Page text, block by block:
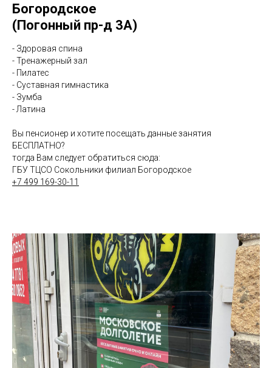
Богородское
(Погонный пр-д 3А)
- Здоровая спина
- Тренажерный зал
- Пилатес
- Суставная гимнастика
- Зумба
- Латина
Вы пенсионер и хотите посещать данные занятия
БЕСПЛАТНО?
тогда Вам следует обратиться сюда:
ГБУ ТЦСО Сокольники филиал Богородское
+7 499 169-30-11